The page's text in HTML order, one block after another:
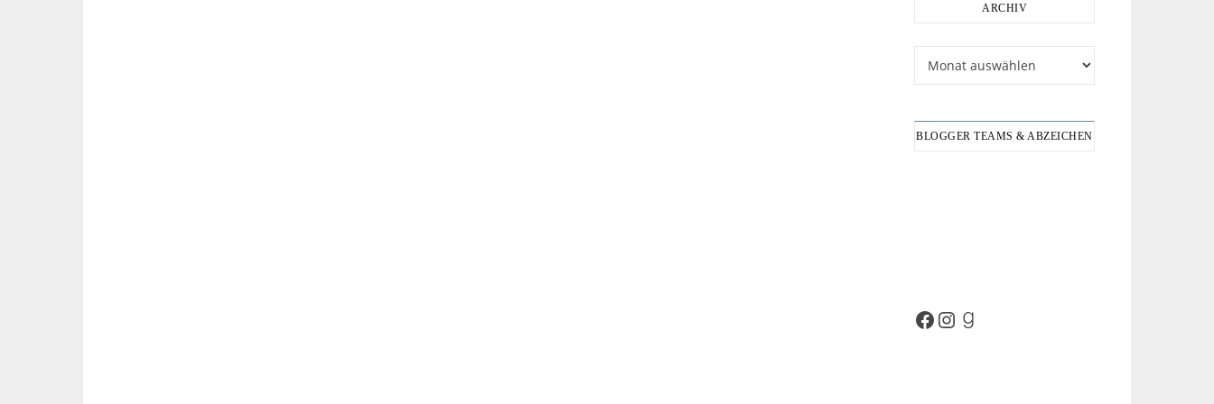
ARCHIV
BLOGGER TEAMS & ABZEICHEN
Facebook
Instagram
Goodreads